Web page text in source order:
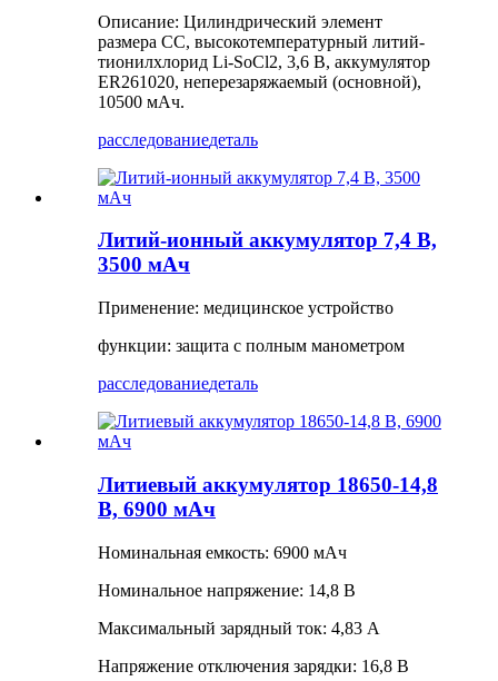
Описание: Цилиндрический элемент
размера CC, высокотемпературный литий-
тионилхлорид Li-SoCl2, 3,6 В, аккумулятор
ER261020, неперезаряжаемый (основной),
10500 мАч.
расследованиедеталь
Литий-ионный аккумулятор 7,4 В,
3500 мАч
Применение: медицинское устройство
функции: защита с полным манометром
расследованиедеталь
Литиевый аккумулятор 18650-14,8
В, 6900 мАч
Номинальная емкость: 6900 мАч
Номинальное напряжение: 14,8 В
Максимальный зарядный ток: 4,83 А
Напряжение отключения зарядки: 16,8 В